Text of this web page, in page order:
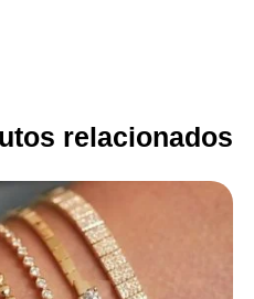
relacionados